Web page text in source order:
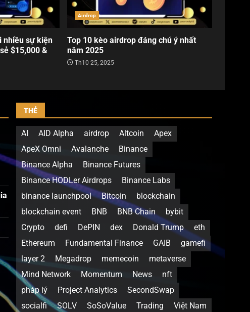
nhiều sự kiện
$15,000 &
Airdrop
Top 10 kèo airdrop đáng chú ý nhất
năm 2025
Th10 25, 2025
THẺ
AI AID Alpha airdrop Altcoin
Apex
ApeX Omni
Avalanche
Binance
Binance Alpha
Binance Futures
Binance HODLer Airdrops
Binance Labs
binance launchpool
Bitcoin
blockchain
blockchain event
BNB BNB Chain
bybit
Crypto
defi DePIN dex Donald Trump
eth
Ethereum
Fundamental Finance GAIB
gamefi
layer 2
Megadrop memecoin
metaverse
Mind Network
Momentum News
nft
pháp lý
Project Analytics
SecondSwap
socialfi
SOLV SoSoValue Trading Việt Nam